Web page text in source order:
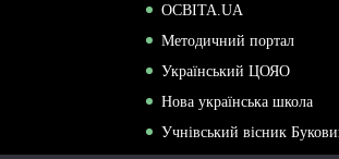
ОСВІТА.UA
Методичний портал
Український ЦОЯО
Нова українська школа
Учнівський вісник